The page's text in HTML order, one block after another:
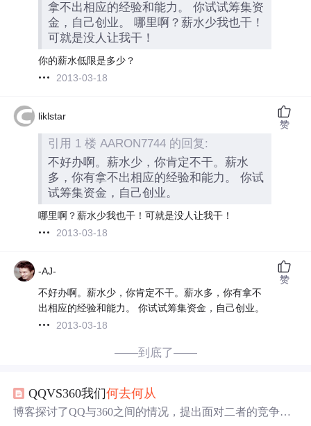
拿不出相应的经验和能力。 你试试筹集资
金，自己创业。 哪里啊？薪水少我也干！
可就是没人让我干！
你的薪水低限是多少？
2013-03-18
liklstar
引用 1 楼 AARON7744 的回复:
不好办啊。薪水少，你肯定不干。薪水
多，你有拿不出相应的经验和能力。 你试
试筹集资金，自己创业。
哪里啊？薪水少我也干！可就是没人让我干！
2013-03-18
赞
-AJ-
不好办啊。薪水少，你肯定不干。薪水多，你有拿不
出相应的经验和能力。 你试试筹集资金，自己创业。
2013-03-18
赞
——到底了——
QQVS360我们何去何从
博客探讨了QQ与360之间的情况，提出面对二者的竞争态